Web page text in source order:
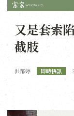
又是套索
截肢
洪郁婷 即時快訊